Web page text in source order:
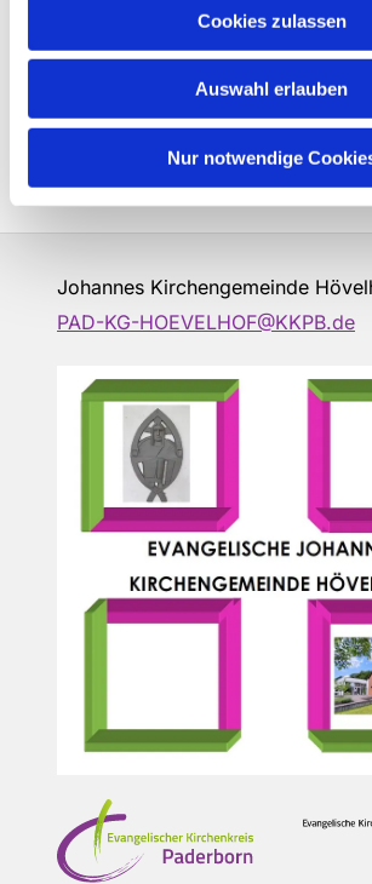
Cookies zulassen
Auswahl erlauben
Nur notwendige
Johannes Kirchengemeinde
PAD-KG-HOEVELHOF@KKPB.de